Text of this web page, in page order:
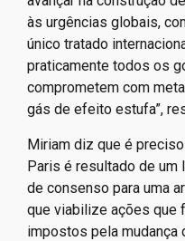
também observadores.”,
Por outro lado, Bruno
como o Acordo de Paris
avançar na construção
às urgências globais,
praticamente todos os
comprometem com
gás de efeito estufa”,
Miriam diz que é